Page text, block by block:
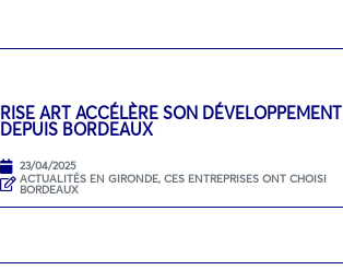
RISE ART ACCÉLÈRE SON DÉVELOPPEMENT
DEPUIS BORDEAUX
23/04/2025
ACTUALITÉS EN GIRONDE, CES ENTREPRISES ONT CHOISI
BORDEAUX